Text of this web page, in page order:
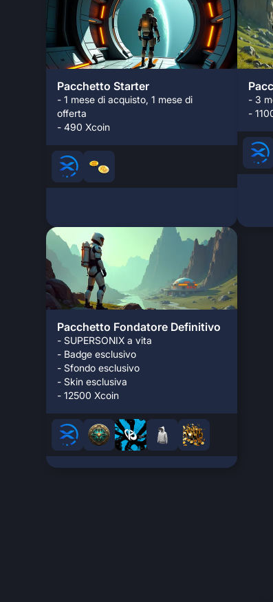
Pacchetto Starter
- 1 mese di acquisto, 1 mese di
offerta
- 490 Xcoin
- 3
-
Pacchetto Fondatore Definitivo
- SUPERSONIX a vita
- Badge esclusivo
- Sfondo esclusivo
- Skin esclusiva
- 12500 Xcoin